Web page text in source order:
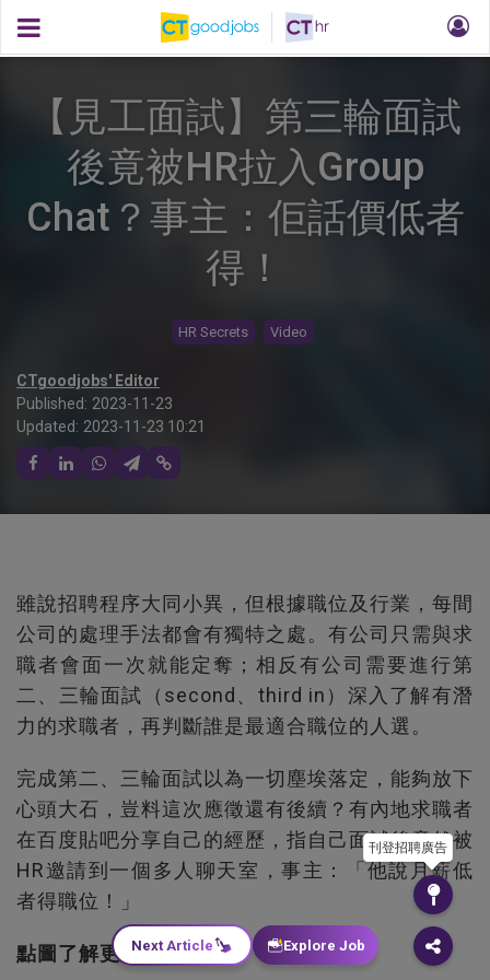
【見工面試】第三輪面試
後竟被HR拉入Group
Chat？事主：佢話價低者
得！
HR Secrets Video
CTgoodjobs' Editor
Published: 2023-11-23
Updated: 2023-11-23 10:21
雖說招聘程序大同小異，但根據職位及行業，每間
公司的處理手法都會有獨特之處。有公司只需與求
職者會面一次就能定奪；相反有公司需要進行第
二、三輪面試（second、third in）深入了解有潛
力的求職者，再判斷誰是最適合職位的人選。
完成第二、三輪面試以為一切塵埃落定，能夠放下
心頭大石，豈料這次應徵還有後續？有內地求職者
在百度貼吧分享自己的經歷，指自己面試後竟然被
HR邀請到一個多人聊天室，事主：「他說月薪低
者得職位！」
點圖了解更多事主經歷：
刊登招聘廣告
Next Article Explore Job